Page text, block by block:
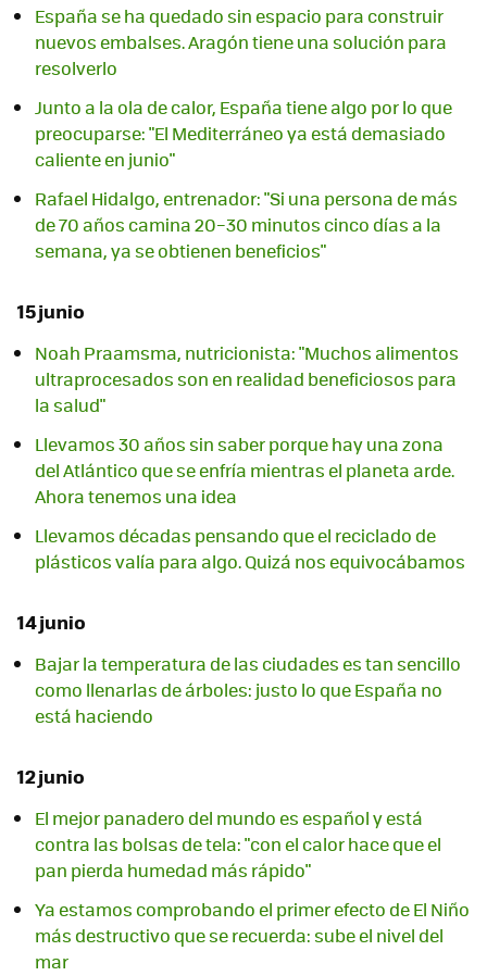
España se ha quedado sin espacio para construir
nuevos embalses. Aragón tiene una solución para
resolverlo
Junto a la ola de calor, España tiene algo por lo que
preocuparse: "El Mediterráneo ya está demasiado
caliente en junio"
Rafael Hidalgo, entrenador: "Si una persona de más
de 70 años camina 20–30 minutos cinco días a la
semana, ya se obtienen beneficios"
15 junio
Noah Praamsma, nutricionista: "Muchos alimentos
ultraprocesados son en realidad beneficiosos para
la salud"
Llevamos 30 años sin saber porque hay una zona
del Atlántico que se enfría mientras el planeta arde.
Ahora tenemos una idea
Llevamos décadas pensando que el reciclado de
plásticos valía para algo. Quizá nos equivocábamos
14 junio
Bajar la temperatura de las ciudades es tan sencillo
como llenarlas de árboles: justo lo que España no
está haciendo
12 junio
El mejor panadero del mundo es español y está
contra las bolsas de tela: "con el calor hace que el
pan pierda humedad más rápido"
Ya estamos comprobando el primer efecto de El Niño
más destructivo que se recuerda: sube el nivel del
mar